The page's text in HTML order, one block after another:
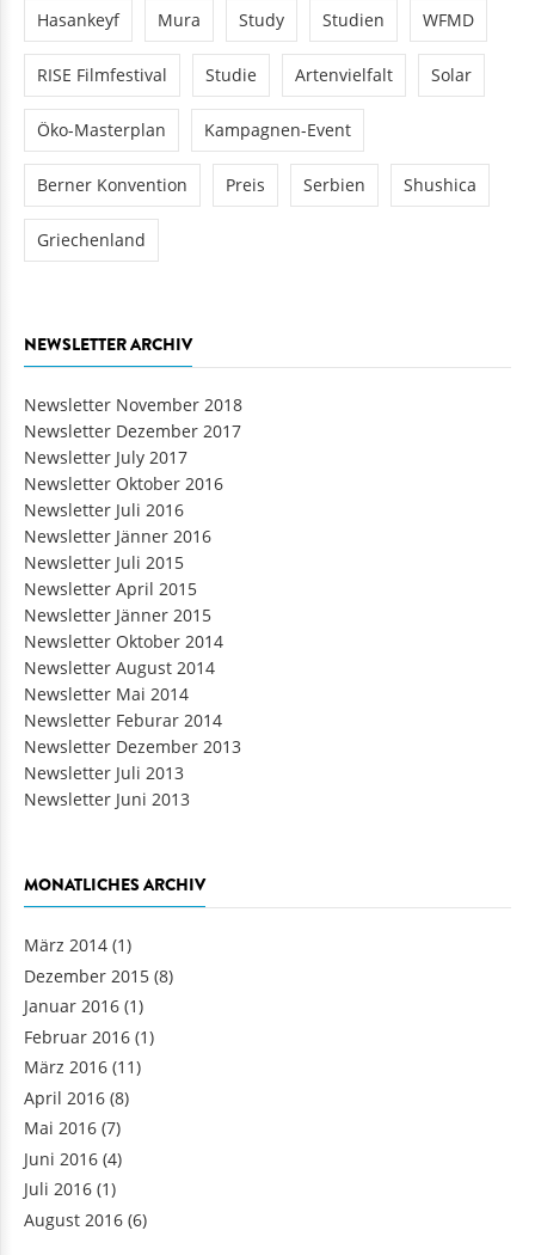
Hasankeyf Mura Study Studien WFMD
RISE Filmfestival Studie Artenvielfalt Solar
Öko-Masterplan Kampagnen-Event
Berner Konvention Preis Serbien Shushica
Griechenland
NEWSLETTER ARCHIV
Newsletter November 2018
Newsletter Dezember 2017
Newsletter July 2017
Newsletter Oktober 2016
Newsletter Juli 2016
Newsletter Jänner 2016
Newsletter Juli 2015
Newsletter April 2015
Newsletter Jänner 2015
Newsletter Oktober 2014
Newsletter August 2014
Newsletter Mai 2014
Newsletter Feburar 2014
Newsletter Dezember 2013
Newsletter Juli 2013
Newsletter Juni 2013
MONATLICHES ARCHIV
März 2014 (1)
Dezember 2015 (8)
Januar 2016 (1)
Februar 2016 (1)
März 2016 (11)
April 2016 (8)
Mai 2016 (7)
Juni 2016 (4)
Juli 2016 (1)
August 2016 (6)